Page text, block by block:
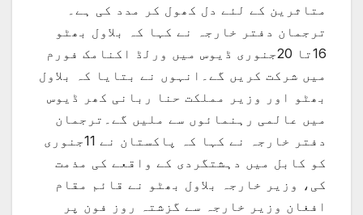
متاثرین کے لئے دل کھول کر مدد کی ہے۔
ترجمان دفتر خارجہ نے کہا کہ بلاول بھٹو
16تا 20جنوری ڈیوس میں ورلڈ اکنامک فورم
میں شرکت کریں گے۔انہوں نے بتایا کہ بلاول
بھٹو اور وزیر مملکت حنا ربانی کھر ڈیوس
میں عالمی رہنمائوں سے ملیں گے۔ترجمان
دفتر خارجہ نے کہا کہ پاکستان نے 11جنوری
کو کابل میں دہشتگردی کے واقعے کی مذمت
کی، وزیر خارجہ بلاول بھٹو نے قائم مقام
افغان وزیر خارجہ سے گزشتہ روز فون پر